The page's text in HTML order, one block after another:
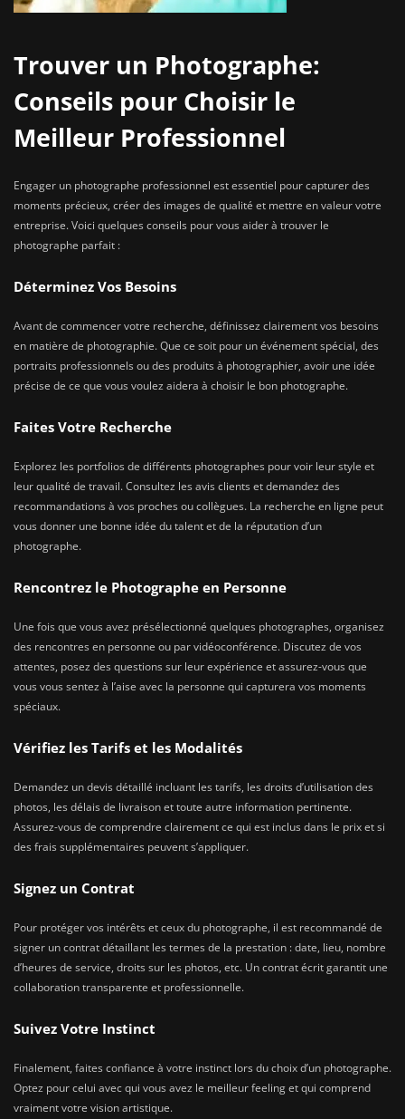
Trouver un Photographe:
Conseils pour Choisir le
Meilleur Professionnel
Engager un photographe professionnel est essentiel pour capturer des
moments précieux, créer des images de qualité et mettre en valeur votre
entreprise. Voici quelques conseils pour vous aider à trouver le
photographe parfait :
Déterminez Vos Besoins
Avant de commencer votre recherche, définissez clairement vos besoins
en matière de photographie. Que ce soit pour un événement spécial, des
portraits professionnels ou des produits à photographier, avoir une idée
précise de ce que vous voulez aidera à choisir le bon photographe.
Faites Votre Recherche
Explorez les portfolios de différents photographes pour voir leur style et
leur qualité de travail. Consultez les avis clients et demandez des
recommandations à vos proches ou collègues. La recherche en ligne peut
vous donner une bonne idée du talent et de la réputation d’un
photographe.
Rencontrez le Photographe en Personne
Une fois que vous avez présélectionné quelques photographes, organisez
des rencontres en personne ou par vidéoconférence. Discutez de vos
attentes, posez des questions sur leur expérience et assurez-vous que
vous vous sentez à l’aise avec la personne qui capturera vos moments
spéciaux.
Vérifiez les Tarifs et les Modalités
Demandez un devis détaillé incluant les tarifs, les droits d’utilisation des
photos, les délais de livraison et toute autre information pertinente.
Assurez-vous de comprendre clairement ce qui est inclus dans le prix et si
des frais supplémentaires peuvent s’appliquer.
Signez un Contrat
Pour protéger vos intérêts et ceux du photographe, il est recommandé de
signer un contrat détaillant les termes de la prestation : date, lieu, nombre
d’heures de service, droits sur les photos, etc. Un contrat écrit garantit une
collaboration transparente et professionnelle.
Suivez Votre Instinct
Finalement, faites confiance à votre instinct lors du choix d’un photographe.
Optez pour celui avec qui vous avez le meilleur feeling et qui comprend
vraiment votre vision artistique.